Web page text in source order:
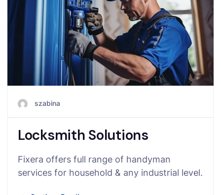
szabina
Locksmith Solutions
Fixera offers full range of handyman
services for household & any industrial level.